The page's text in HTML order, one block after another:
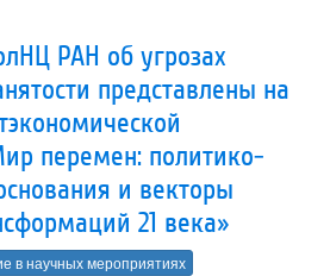
РАН об угрозах
представлены на
перемен: политико-
и векторы
21 века»
в научных мероприятиях